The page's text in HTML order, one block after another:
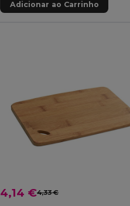
Adicionar ao Carrinho
4,14 €4,33 €